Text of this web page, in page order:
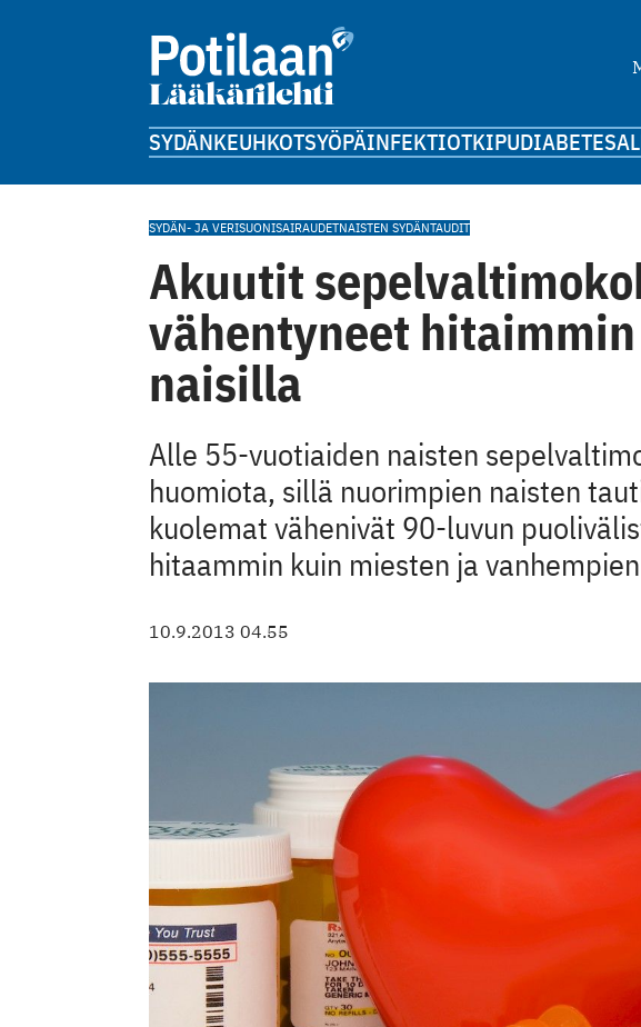
SYDÄNKEUHKOTSYÖPÄINFEKTIOTKIPUDIABETES
SYDÄN- JA VERISUONISAIRAUDETNAISTEN SYDÄNTAUDIT
Akuutit
vähentyneet
naisilla
Alle 55-vuotiaiden naisten
huomiota, sillä nuorimpien naisten
kuolemat vähenivät 90-luvun
hitaammin kuin miesten ja
10.9.2013 04.55